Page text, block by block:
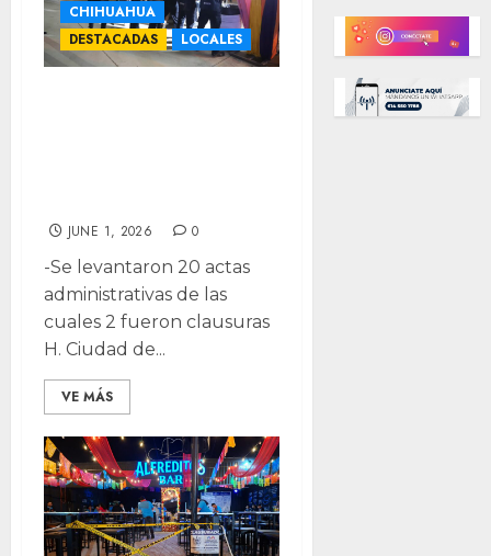
CHIHUAHUA
DESTACADAS
LOCALES
JUNE 1, 2026 0
-Se levantaron 20 actas
administrativas de las
cuales 2 fueron clausuras
H. Ciudad de...
VE MÁS